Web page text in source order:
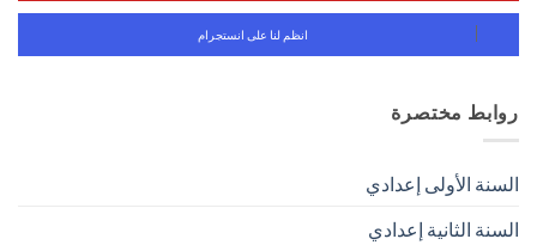
انظم لنا على انستجرام
روابط مختصرة
السنة الأولى إعدادي
السنة الثانية إعدادي